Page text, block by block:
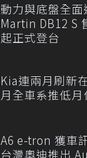
動力與底盤全
Martin DB12 S
起正式登台
Kia連兩月刷新
月全車系推低
A6 e-tron 獲車
台灣奧迪推出